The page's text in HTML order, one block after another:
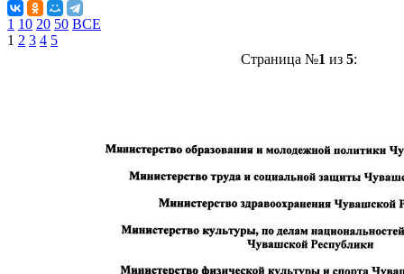
1 10 20 50 ВСЕ
1 2 3 4 5
Страница №1 из 5: